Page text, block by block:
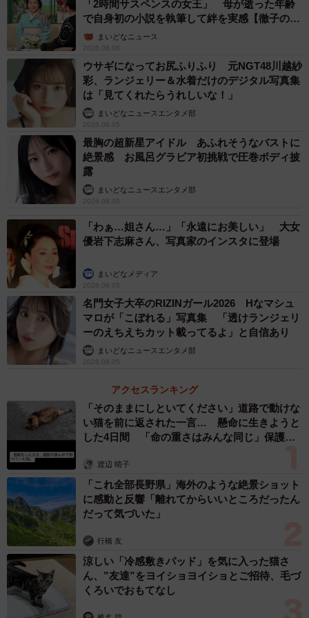
「2時間サスペンスの女王」 母が逝った年齢
で自身初の小説を執筆して絆を実感【徹子の部
屋】まいどなニュース
2026.08.06
ウサギになってお尻ふりふり 元NGT48川越紗
彩、ランジェリー＆水着だけのデジタル写真集
は「見てくれたらうれしいな！」
まいどなニュースエンタメ部
2026.08.05
最胸の超新星アイドル あふれそうなバストに
絶景感 お風呂グラビア初挑戦で圧巻ボディ披
露
まいどなニュースエンタメ部
2026.08.05
「わぁ…姐さん…」「永遠にお美しい」 大女
優岩下志麻さん、写真家のインスタに登場
まいどなメディア
2026.08.05
名門女子大卒のRIZINガール2026 Hなマシュ
マロが「こぼれる」写真集 「透けランジェリ
ーのえちえちカット載ってるよ」と自信あり
まいどなニュースエンタメ部
2026.08.05
アクセスランキング
「そのままにしといてください」道路で動けな
い猫を前に返された一言… 懸命に生きようと
した4日間 「命の重さはみんな同じ」保護団
渡辺 晴子
「これ全部長野県」海外のような絶景ショット
に感動と反響「離れてからいいところだったん
だって気づいた」
行橋 友
涼しい「冷感敷きパッド」を気に入った猫さ
ん、”友達”をヨイショヨイショとご招待、毛づ
くろいでおもてなし